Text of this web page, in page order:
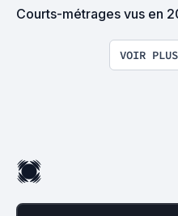
Courts-métrages vus en
VOIR